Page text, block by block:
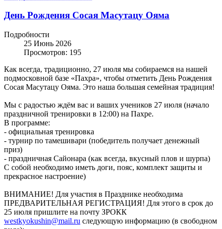
День Рождения Сосая Масутацу Ояма
Подробности
25 Июнь 2026
Просмотров: 195
Как всегда, традиционно, 27 июля мы собираемся на нашей
подмосковной базе «Пахра», чтобы отметить День Рождения
Сосая Масутацу Ояма. Это наша большая семейная традиция!
Мы с радостью ждём вас и ваших учеников 27 июля (начало
праздничной тренировки в 12:00) на Пахре.
В программе:
- официальная тренировка
- турнир по тамешивари (победитель получает денежный
приз)
- праздничная Сайонара (как всегда, вкусный плов и шурпа)
С собой необходимо иметь доги, пояс, комплект защиты и
прекрасное настроение)
ВНИМАНИЕ! Для участия в Празднике необходима
ПРЕДВАРИТЕЛЬНАЯ РЕГИСТРАЦИЯ! Для этого в срок до
25 июля пришлите на почту ЗРОКК
westkyokushin@mail.ru следующую информацию (в свободном